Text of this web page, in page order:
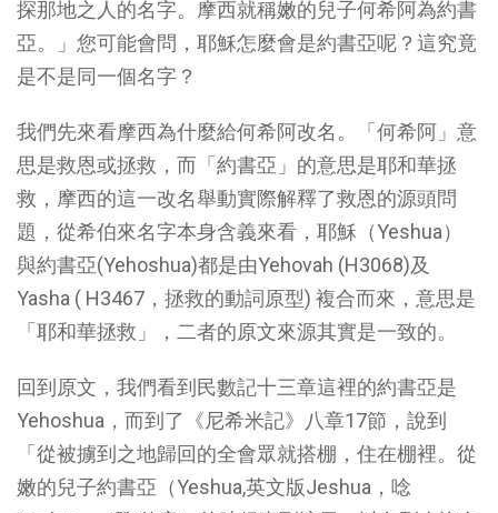
探那地之人的名字。摩西就稱嫩的兒子何希阿為約書
亞。」您可能會問，耶穌怎麼會是約書亞呢？這究竟
是不是同一個名字？
我們先來看摩西為什麼給何希阿改名。「何希阿」意
思是救恩或拯救，而「約書亞」的意思是耶和華拯
救，摩西的這一改名舉動實際解釋了救恩的源頭問
題，從希伯來名字本身含義來看，耶穌（Yeshua）
與約書亞(Yehoshua)都是由Yehovah (H3068)及
Yasha ( H3467，拯救的動詞原型) 複合而來，意思是
「耶和華拯救」，二者的原文來源其實是一致的。
回到原文，我們看到民數記十三章這裡的約書亞是
Yehoshua，而到了《尼希米記》八章17節，說到
「從被擄到之地歸回的全會眾就搭棚，住在棚裡。從
嫩的兒子約書亞（Yeshua,英文版Jeshua，唸